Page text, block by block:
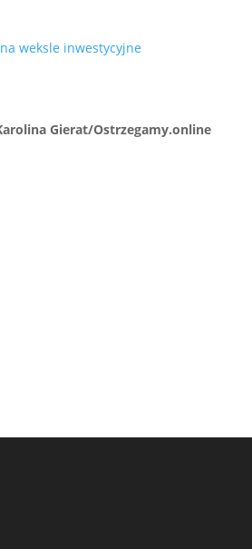
weksle inwestycyjne
Gierat/Ostrzegamy.online